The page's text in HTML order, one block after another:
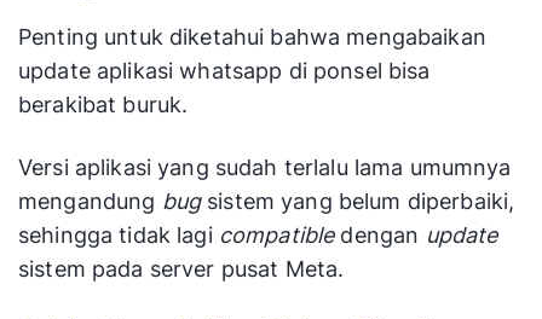
Penting untuk diketahui bahwa mengabaikan
update aplikasi whatsapp di ponsel bisa
berakibat buruk.
Versi aplikasi yang sudah terlalu lama umumnya
mengandung bugsistem yang belum diperbaiki,
sehingga tidak lagi compatibledengan update
sistem pada server pusat Meta.